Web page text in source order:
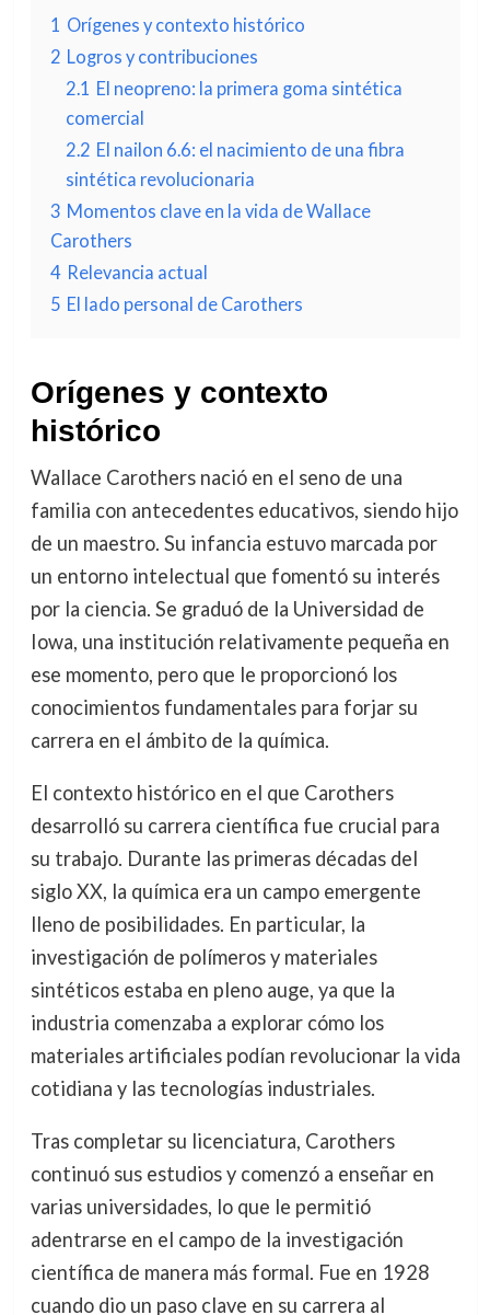
1 Orígenes y contexto histórico
2 Logros y contribuciones
2.1 El neopreno: la primera goma sintética
comercial
2.2 El nailon 6.6: el nacimiento de una fibra
sintética revolucionaria
3 Momentos clave en la vida de Wallace
Carothers
4 Relevancia actual
5 El lado personal de Carothers
Orígenes y contexto
histórico
Wallace Carothers nació en el seno de una
familia con antecedentes educativos, siendo hijo
de un maestro. Su infancia estuvo marcada por
un entorno intelectual que fomentó su interés
por la ciencia. Se graduó de la Universidad de
Iowa, una institución relativamente pequeña en
ese momento, pero que le proporcionó los
conocimientos fundamentales para forjar su
carrera en el ámbito de la química.
El contexto histórico en el que Carothers
desarrolló su carrera científica fue crucial para
su trabajo. Durante las primeras décadas del
siglo XX, la química era un campo emergente
lleno de posibilidades. En particular, la
investigación de polímeros y materiales
sintéticos estaba en pleno auge, ya que la
industria comenzaba a explorar cómo los
materiales artificiales podían revolucionar la vida
cotidiana y las tecnologías industriales.
Tras completar su licenciatura, Carothers
continuó sus estudios y comenzó a enseñar en
varias universidades, lo que le permitió
adentrarse en el campo de la investigación
científica de manera más formal. Fue en 1928
cuando dio un paso clave en su carrera al